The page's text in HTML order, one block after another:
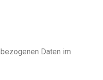
Daten im